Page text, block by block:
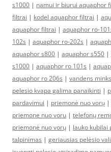
s1000 | namui ir biurui aquaphor
filtrai | kodel aquaphor filtrai |
aquaphor filtrai | aquaphor ro-
102s | aquaphor ro-202s |
aquaphor s800 | aquaphor s550 |
s1000 | aquaphor ro 101s |
aquaphor ro 206s | vandens
pelesio kvapa galima panaikinti |
pardavimui | priemonė nuo vorų |
priemone nuo voru | telefonų
priemonė nuo vorų | lauko kubilai
talpinimas | geriausias pelėsio